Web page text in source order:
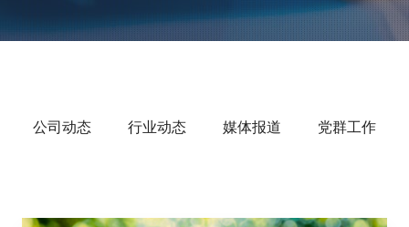
公司动态 行业动态 媒体报道 党群工作